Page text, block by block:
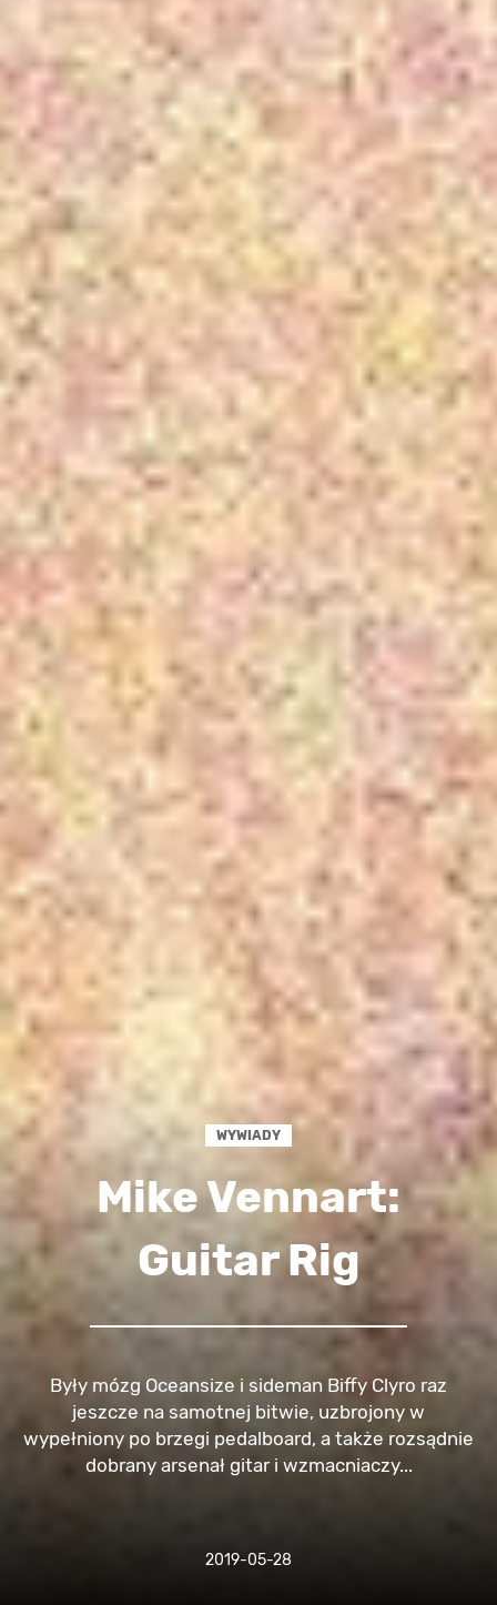
WYWIADY
Mike Vennart:
Guitar Rig
Były mózg Oceansize i sideman Biffy Clyro raz
jeszcze na samotnej bitwie, uzbrojony w
wypełniony po brzegi pedalboard, a także rozsądnie
dobrany arsenał gitar i wzmacniaczy...
2019-05-28